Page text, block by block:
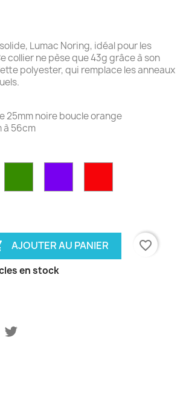
Lumac Noring, idéal pour les
collier ne pèse que 43g grâce à son
polyester, qui remplace les anneaux
25mm noire boucle orange
à 56cm
AJOUTER AU PANIER
favorite_border
en stock